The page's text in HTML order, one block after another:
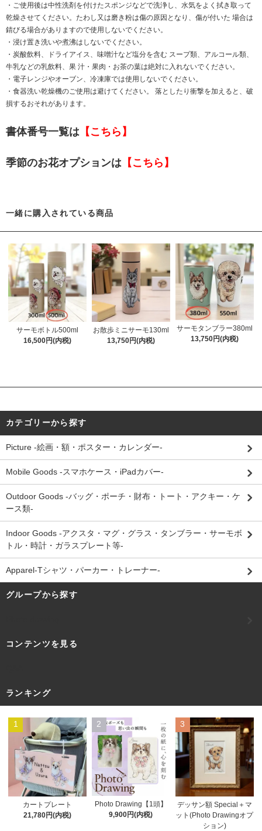
・ご使用後は中性洗剤を付けたスポンジなどで洗浄し、水気をよく拭き取って
乾燥させてください。たわし又は磨き粉は傷の原因となり、傷が付いた 場合は
錆びる場合がありますので使用しないでください。
・浸け置き洗いや煮沸はしないでください。
・炭酸飲料、ドライアイス、味噌汁など塩分を含む スープ類、アルコール類、
牛乳などの乳飲料、果 汁・果肉・お茶の葉は絶対に入れないでください。
・電子レンジやオーブン、冷凍庫では使用しないでください。
・食器洗い乾燥機のご使用は避けてください。 落としたり衝撃を加えると、破
損するおそれがあります。
書体番号一覧は 【こちら】
季節のお花オプションは 【こちら】
一緒に購入されている商品
サーモボトル500ml
16,500円(内税)
お散歩ミニサーモ130ml
13,750円(内税)
サーモタンブラー380ml
13,750円(内税)
カテゴリーから探す
Picture -絵画・額・ポスター・カレンダー-
Mobile Goods -スマホケース・iPadカバー-
Outdoor Goods -バッグ・ポーチ・財布・トート・アクキー・ケ
ース類-
Indoor Goods -アクスタ・マグ・グラス・タンブラー・サーモボ
トル・時計・ガラスプレート等-
Apparel-Tシャツ・パーカー・トレーナー-
グループから探す
コンテンツを見る
ランキング
1
カートプレート
21,780円(内税)
2
Photo Drawing【1頭】
9,900円(内税)
3
デッサン額 Special＋マ
ット(Photo Drawingオプ
ション)